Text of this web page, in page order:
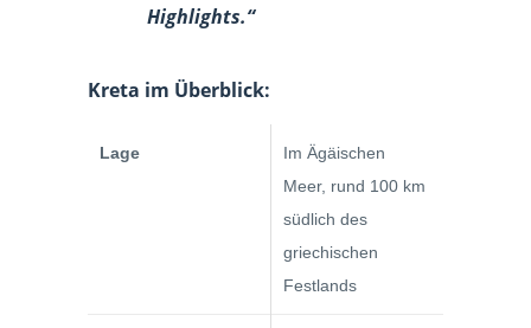
Highlights.“
Kreta im Überblick:
Lage
Im Ägäischen
Meer, rund 100 km
südlich des
griechischen
Festlands